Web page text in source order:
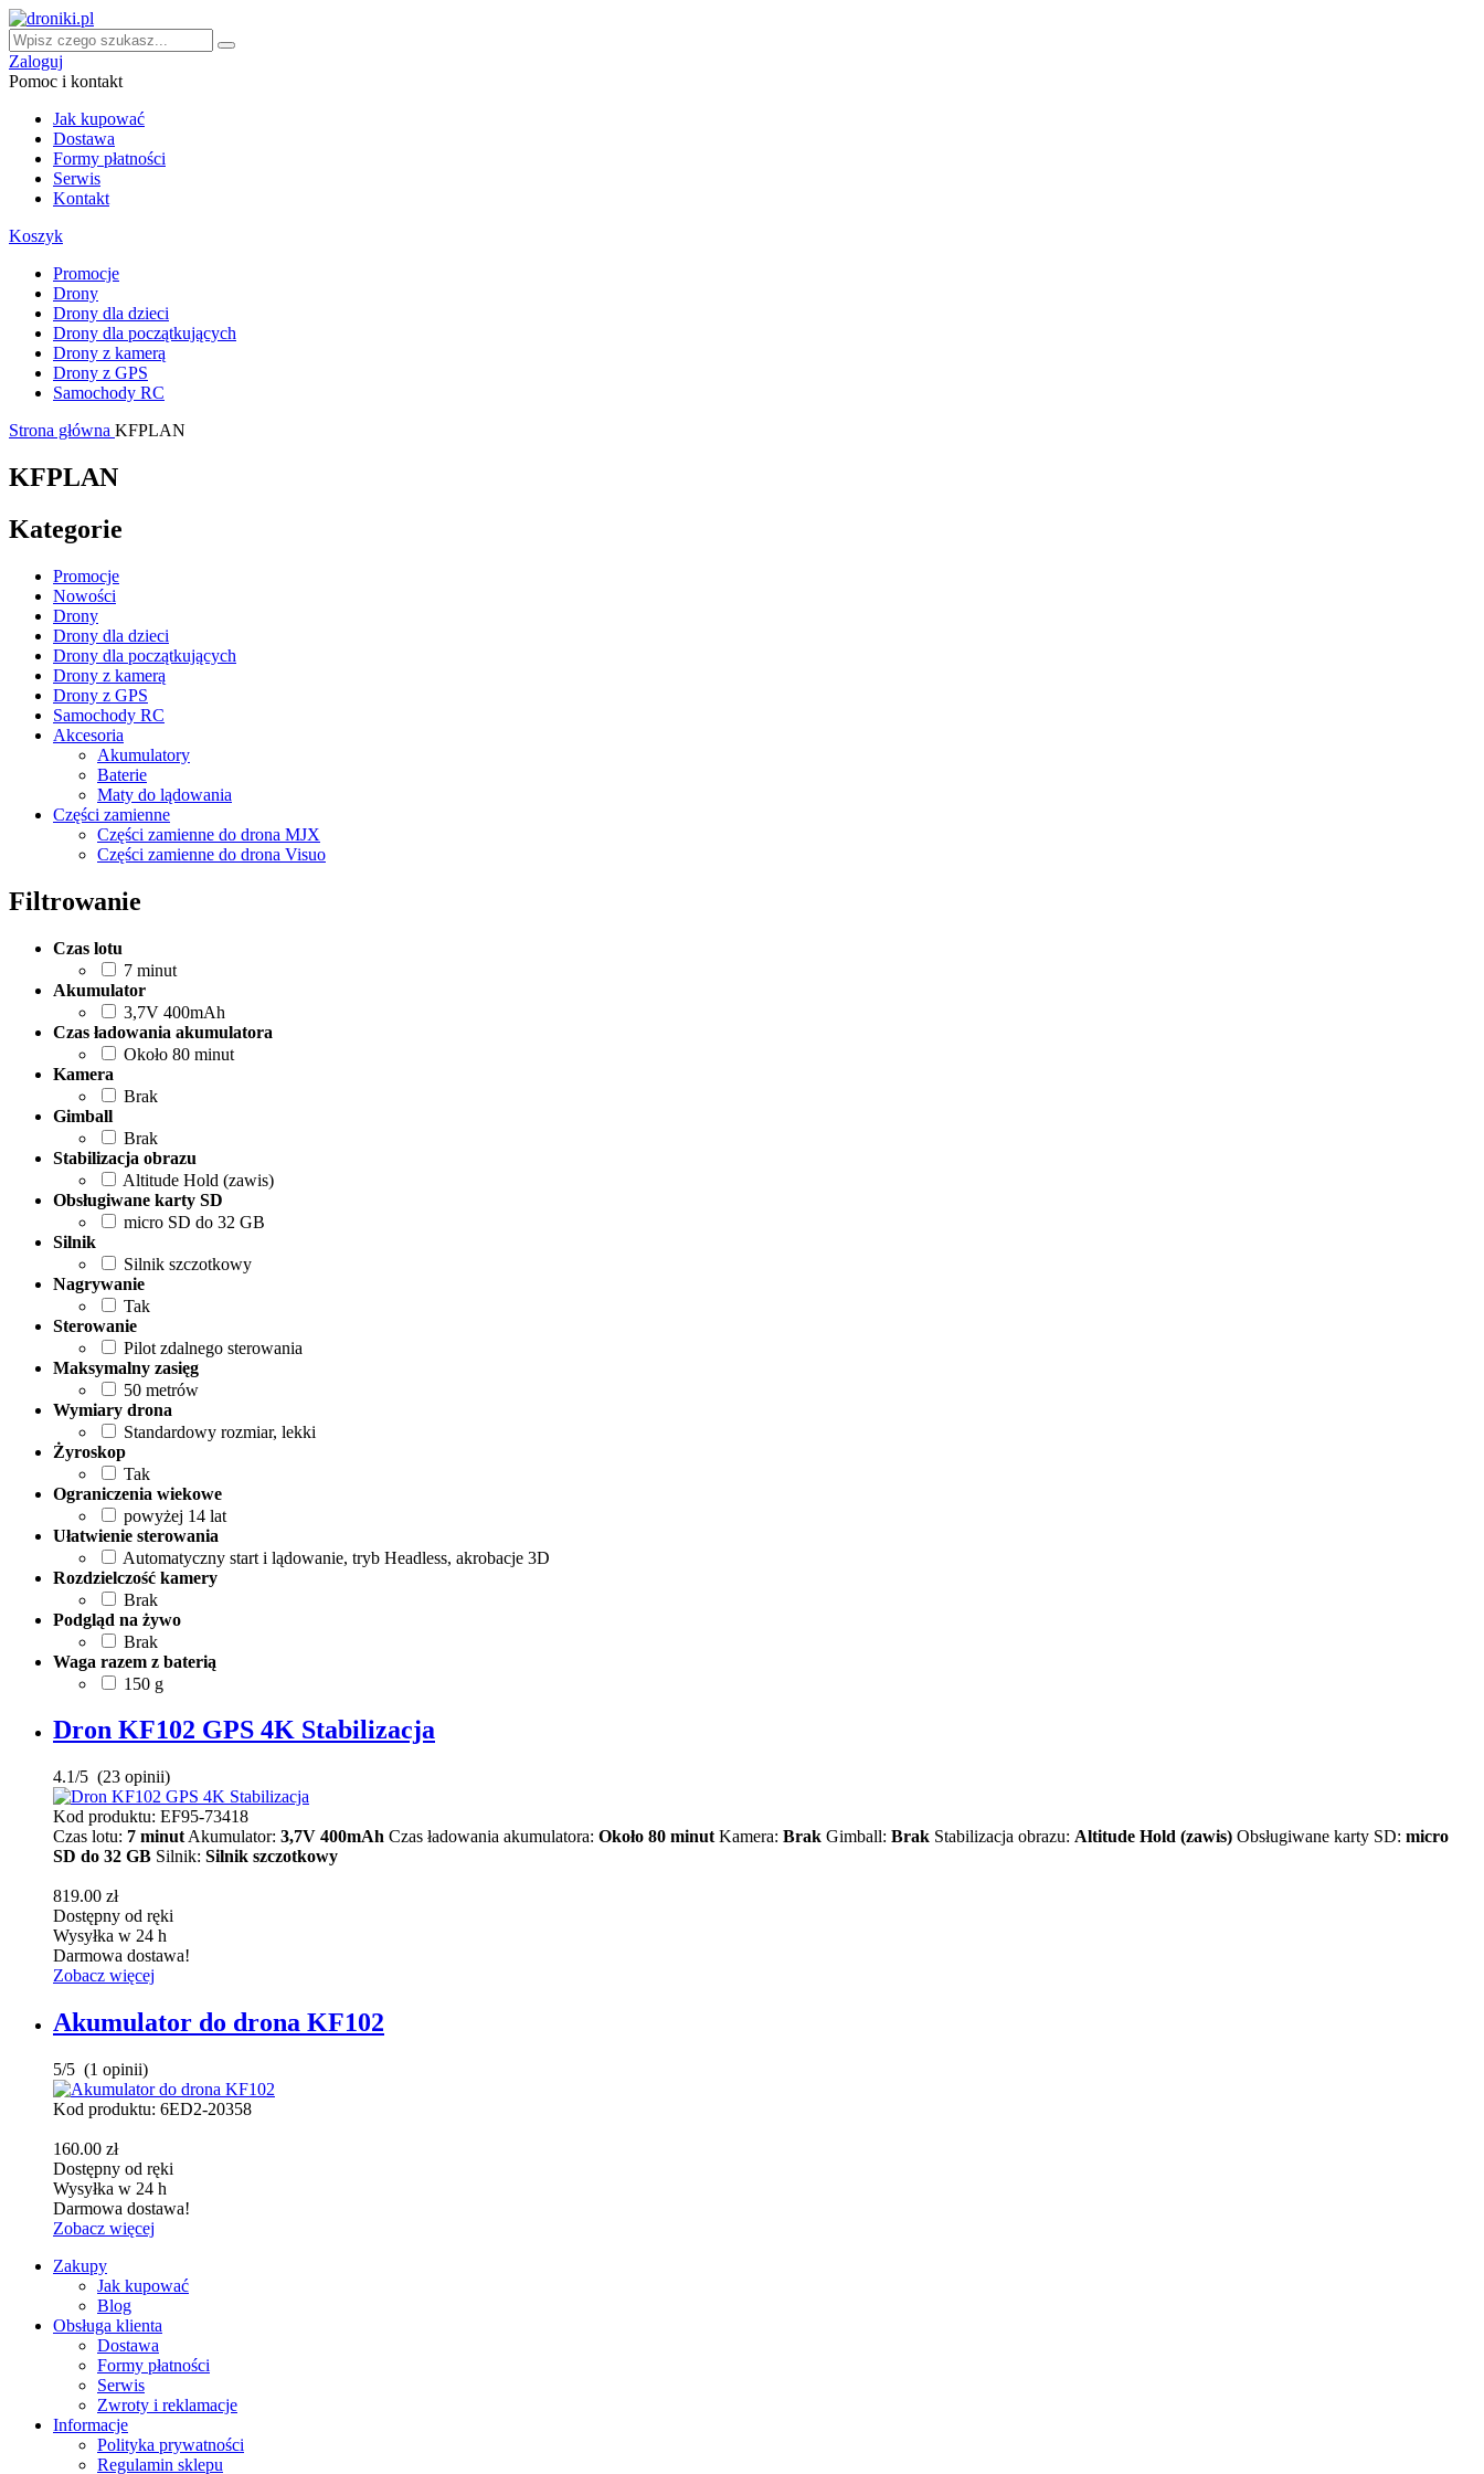
Zaloguj
Pomoc i kontakt
Jak kupować
Dostawa
Formy płatności
Serwis
Kontakt
Koszyk
Promocje
Drony
Drony dla dzieci
Drony dla początkujących
Drony z kamerą
Drony z GPS
Samochody RC
Strona główna KFPLAN
KFPLAN
Kategorie
Promocje
Nowości
Drony
Drony dla dzieci
Drony dla początkujących
Drony z kamerą
Drony z GPS
Samochody RC
Akcesoria
Akumulatory
Baterie
Maty do lądowania
Części zamienne
Części zamienne do drona MJX
Części zamienne do drona Visuo
Filtrowanie
Czas lotu
7 minut
Akumulator
3,7V 400mAh
Czas ładowania akumulatora
Około 80 minut
Kamera
Brak
Gimball
Brak
Stabilizacja obrazu
Altitude Hold (zawis)
Obsługiwane karty SD
micro SD do 32 GB
Silnik
Silnik szczotkowy
Nagrywanie
Tak
Sterowanie
Pilot zdalnego sterowania
Maksymalny zasięg
50 metrów
Wymiary drona
Standardowy rozmiar, lekki
Żyroskop
Tak
Ograniczenia wiekowe
powyżej 14 lat
Ułatwienie sterowania
Automatyczny start i lądowanie, tryb Headless, akrobacje 3D
Rozdzielczość kamery
Brak
Podgląd na żywo
Brak
Waga razem z baterią
150 g
Dron KF102 GPS 4K Stabilizacja
4.1/5 (23 opinii)
Kod produktu: EF95-73418
Czas lotu: 7 minut Akumulator: 3,7V 400mAh Czas ładowania akumulatora: Około 80 minut Kamera: Brak Gimball: Brak Stabilizacja obrazu: Altitude Hold (zawis) Obsługiwane karty SD: micro
SD do 32 GB Silnik: Silnik szczotkowy
819.00 zł
Dostępny od ręki
Wysyłka w 24 h
Darmowa dostawa!
Zobacz więcej
Akumulator do drona KF102
5/5 (1 opinii)
Kod produktu: 6ED2-20358
160.00 zł
Dostępny od ręki
Wysyłka w 24 h
Darmowa dostawa!
Zobacz więcej
Zakupy
Jak kupować
Blog
Obsługa klienta
Dostawa
Formy płatności
Serwis
Zwroty i reklamacje
Informacje
Polityka prywatności
Regulamin sklepu